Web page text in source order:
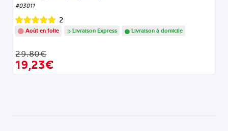
#03011
2
Août en folie Livraison Express Livraison à domicile
29.80€
19,23€